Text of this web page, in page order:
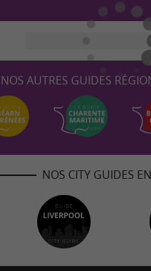
NOS AUTRES GUIDES
NOS CITY GUIDES